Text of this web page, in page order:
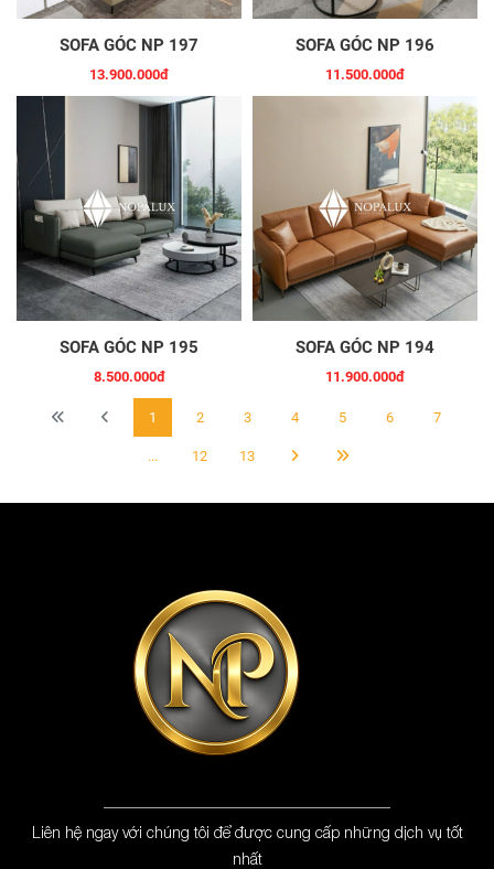
SOFA GÓC NP 197
13.900.000đ
SOFA GÓC NP 196
11.500.000đ
SOFA GÓC NP 195
8.500.000đ
SOFA GÓC NP 194
11.900.000đ
1 2 3 4 5 6 7
... 12 13
Liên hệ ngay với chúng tôi để được cung cấp những dịch vụ tốt
nhất